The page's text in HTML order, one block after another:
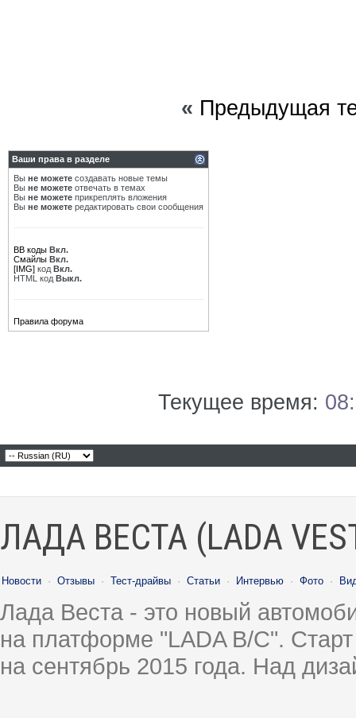
« Предыдущая
Ваши права в разделе
Вы не можете создавать новые темы
Вы не можете отвечать в темах
Вы не можете прикреплять вложения
Вы не можете редактировать свои сообщения
BB коды Вкл.
Смайлы Вкл.
[IMG] код Вкл.
HTML код Выкл.
Правила форума
Текущее время:
ЛАДА ВЕСТА (LADA
Новости · Отзывы · Тест-драйвы · Статьи · Интервью · Фото ·
Лада Веста - это новый
на платформе "LADA B/C".
на сентябрь 2015 года. Над